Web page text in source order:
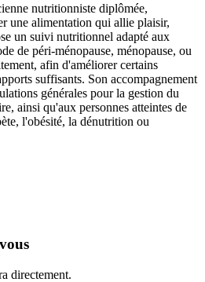
nutritionniste diplômée,
une alimentation qui allie plaisir,
un suivi nutritionnel adapté aux
de péri-ménopause, ménopause, ou
afin d'améliorer certains
suffisants. Son accompagnement
générales pour la gestion du
ainsi qu'aux personnes atteintes de
l'obésité, la dénutrition ou
directement.